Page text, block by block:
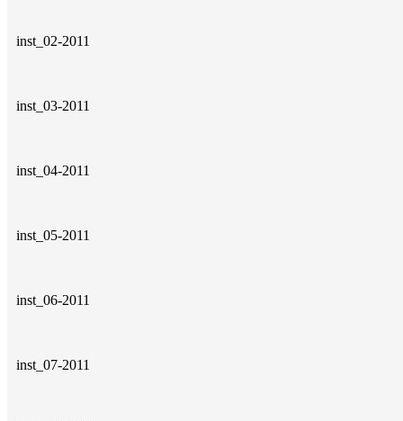
inst_02-2011
inst_03-2011
inst_04-2011
inst_05-2011
inst_06-2011
inst_07-2011